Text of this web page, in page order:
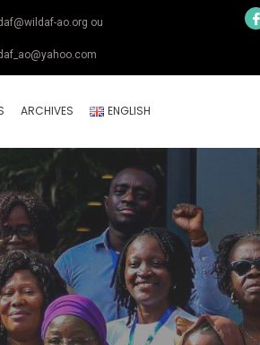
ao.org ou
ARCHIVES ENGLISH